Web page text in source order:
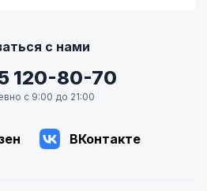
с нами
120-80-70
с 9:00 до 21:00
ВКонтакте